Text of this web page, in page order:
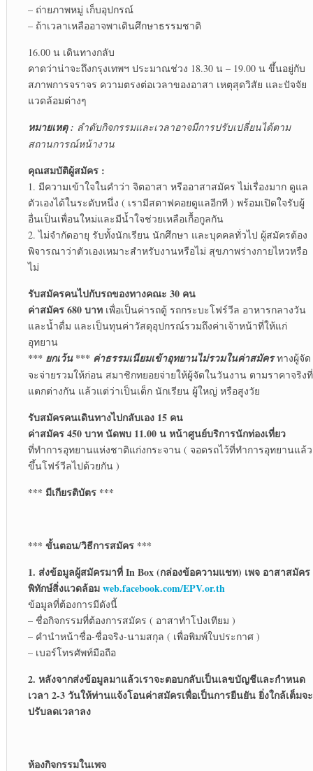
– ถ่ายภาพหมู่ เก็บอุปกรณ์
– ถ้าเวลาเหลืออาจพาเดินศึกษาธรรมชาติ
16.00 น เดินทางกลับ
คาดว่าน่าจะถึงกรุงเทพฯ ประมาณช่วง 18.30 น – 19.00 น ขึ้นอยู่กับ
สภาพการจราจร ความตรงต่อเวลาของอาสา เหตุสุดวิสัย และปัจจัย
แวดล้อมต่างๆ
หมายเหตุ : ลำดับกิจกรรมและเวลาอาจมีการปรับเปลี่ยนได้ตาม
สถานการณ์หน้างาน
คุณสมบัติผู้สมัคร :
1. มีความเข้าใจในคำว่า จิตอาสา หรืออาสาสมัคร ไม่เรื่องมาก ดูแล
ตัวเองได้ในระดับหนึ่ง ( เรามีสตาฟคอยดูแลอีกที ) พร้อมเปิดใจรับผู้
อื่นเป็นเพื่อนใหม่และมีน้ำใจช่วยเหลือเกื้อกูลกัน
2. ไม่จำกัดอายุ รับทั้งนักเรียน นักศึกษา และบุคคลทั่วไป ผู้สมัครต้อง
พิจารณาว่าตัวเองเหมาะสำหรับงานหรือไม่ สุขภาพร่างกายไหวหรือ
ไม่
รับสมัครคนไปกับรถของทางคณะ 30 คน
ค่าสมัคร 680 บาทเพื่อเป็นค่ารถตู้ รถกระบะโฟร์วีล อาหารกลางวัน
และน้ำดื่ม และเป็นทุนค่าวัสดุอุปกรณ์รวมถึงค่าเจ้าหน้าที่ให้แก่
อุทยาน
*** ยกเว้น *** ค่าธรรมเนียมเข้าอุทยานไม่รวมในค่าสมัครทางผู้จัด
จะจ่ายรวมให้ก่อน สมาชิกทยอยจ่ายให้ผู้จัดในวันงาน ตามราคาจริงที่
แตกต่างกัน แล้วแต่ว่าเป็นเด็ก นักเรียน ผู้ใหญ่ หรือสูงวัย
รับสมัครคนเดินทางไปกลับเอง 15 คน
ค่าสมัคร 450 บาท นัดพบ 11.00 น หน้าศูนย์บริการนักท่องเที่ยว
ที่ทำการอุทยานแห่งชาติแก่งกระจาน ( จอดรถไว้ที่ทำการอุทยานแล้ว
ขึ้นโฟร์วีลไปด้วยกัน )
*** มีเกียรติบัตร ***
*** ขั้นตอน/วิธีการสมัคร ***
1. ส่งข้อมูลผู้สมัครมาที่ In Box (กล่องข้อความแชท) เพจ อาสาสมัคร
พิทักษ์สิ่งแวดล้อมweb.facebook.com/EPV.or.th
ข้อมูลที่ต้องการมีดังนี้
– ชื่อกิจกรรมที่ต้องการสมัคร ( อาสาทำโป่งเทียม )
– คำนำหน้าชื่อ-ชื่อจริง-นามสกุล ( เพื่อพิมพ์ใบประกาศ )
– เบอร์โทรศัพท์มือถือ
2. หลังจากส่งข้อมูลมาแล้วเราจะตอบกลับเป็นเลขบัญชีและกำหนด
เวลา 2-3 วันให้ท่านแจ้งโอนค่าสมัครเพื่อเป็นการยืนยัน ยิ่งใกล้เต็มจะ
ปรับลดเวลาลง
ห้องกิจกรรมในเพจ